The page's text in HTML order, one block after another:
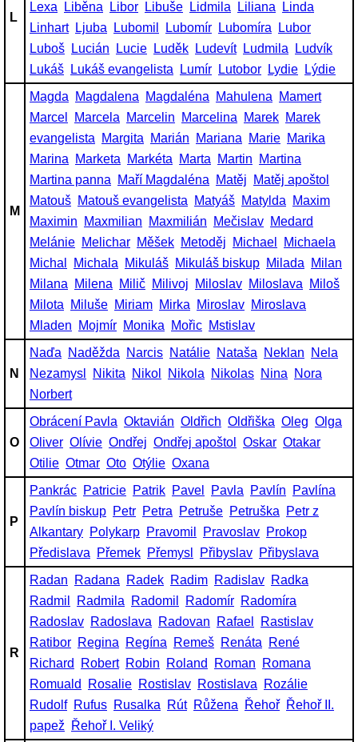
L
Lexa Liběna Libor Libuše Lidmila Liliana
Linda
Linhart
Ljuba Lubomil Lubomír Lubomíra
Lubor
Luboš
Lucián Lucie Luděk Ludevít Ludmila
Ludvík
Lukáš
Lukáš evangelista Lumír Lutobor Lydie Lýdie
M
Magda Magdalena Magdaléna Mahulena
Mamert
Marcel
Marcela Marcelin Marcelina Marek Marek
evangelista
Margita Marián Mariana Marie Marika
Marina
Marketa Markéta Marta Martin
Martina
Martina panna
Maří Magdaléna Matěj
Matěj apoštol
Matouš Matouš evangelista Matyáš Matylda
Maxim
Maximin
Maxmilian Maxmilián Mečislav Medard
Melánie Melichar Měšek Metoděj Michael
Michaela
Michal
Michala Mikuláš Mikuláš biskup Milada
Milan
Milana
Milena Milič Milivoj Miloslav Miloslava
Miloš
Milota
Miluše Miriam Mirka Miroslav Miroslava
Mladen
Mojmír Monika Mořic Mstislav
N
Naďa Naděžda Narcis Natálie Nataša Neklan
Nela
Nezamysl
Nikita Nikol Nikola Nikolas Nina
Nora
Norbert
O
Obrácení Pavla Oktavián Oldřich Oldřiška Oleg Olga
Oliver Olívie Ondřej Ondřej apoštol Oskar Otakar
Otilie Otmar Oto Otýlie Oxana
P
Pankrác Patricie Patrik Pavel Pavla Pavlín
Pavlína
Pavlín biskup Petr Petra Petruše Petruška
Petr z
Alkantary Polykarp Pravomil Pravoslav Prokop
Předislava
Přemek Přemysl Přibyslav Přibyslava
R
Radan Radana Radek Radim Radislav Radka
Radmil
Radmila Radomil Radomír Radomíra
Radoslav Radoslava Radovan Rafael
Rastislav
Ratibor Regina Regína Remeš Renáta
René
Richard
Robert Robin Roland Roman
Romana
Romuald
Rosalie Rostislav Rostislava
Rozálie
Rudolf Rufus Rusalka Rút Růžena Řehoř Řehoř II.
papež
Řehoř I. Veliký